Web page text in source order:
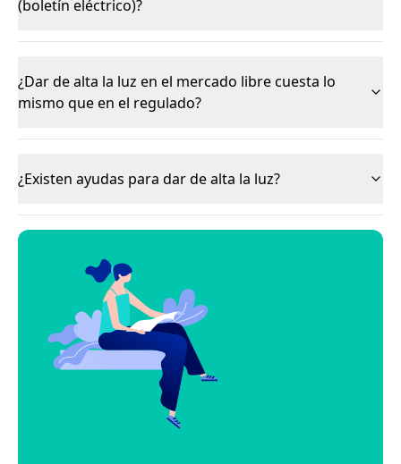
(boletín eléctrico)?
¿Dar de alta la luz en el mercado libre cuesta lo
mismo que en el regulado?
¿Existen ayudas para dar de alta la luz?